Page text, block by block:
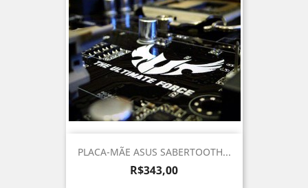
PLACA-MÃE ASUS SABERTOOTH...
Preço
R$343,00